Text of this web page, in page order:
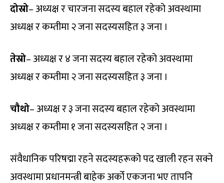
दोस्रो– अध्यक्ष र चारजना सदस्य बहाल रहेको अवस्थामा
अध्यक्ष र कम्तीमा २ जना सदस्यसहित ३ जना ।
तेस्रो– अध्यक्ष र ४ जना सदस्य बहाल रहेको अवस्थामा
अध्यक्ष र कम्तीमा २ जना सदस्यसहित ३ जना ।
चौथो– अध्यक्ष र ३ जना सदस्य बहाल रहेको अवस्थामा
अध्यक्ष र कम्तीमा १ जना सदस्यसहित २ जना ।
संवैधानिक परिषद्मा रहने सदस्यहरूको पद खाली रहन सक्ने
अवस्थामा प्रधानमन्त्री बाहेक अर्को एकजना भए तापनि